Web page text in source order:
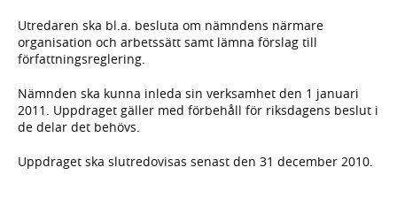
Utredaren ska bl.a. besluta om nämndens närmare
organisation och arbetssätt samt lämna förslag till
författningsreglering.
Nämnden ska kunna inleda sin verksamhet den 1 januari
2011. Uppdraget gäller med förbehåll för riksdagens beslut i
de delar det behövs.
Uppdraget ska slutredovisas senast den 31 december 2010.